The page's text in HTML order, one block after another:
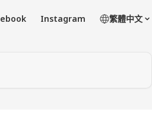
Instagram 繁體中文